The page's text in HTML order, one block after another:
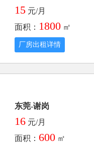
15 元/月
面积： 1800 ㎡
厂房出租详情
东莞-谢岗
16 元/月
面积： 600 ㎡